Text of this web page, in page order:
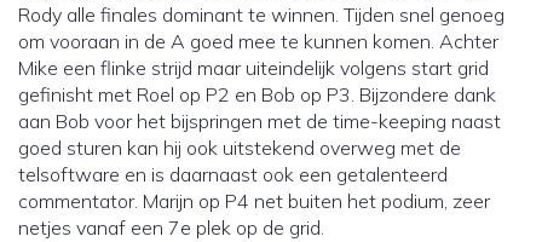
Rody alle finales dominant te winnen. Tijden snel genoeg
om vooraan in de A goed mee te kunnen komen. Achter
Mike een flinke strijd maar uiteindelijk volgens start grid
gefinisht met Roel op P2 en Bob op P3. Bijzondere dank
aan Bob voor het bijspringen met de time-keeping naast
goed sturen kan hij ook uitstekend overweg met de
telsoftware en is daarnaast ook een getalenteerd
commentator. Marijn op P4 net buiten het podium, zeer
netjes vanaf een 7e plek op de grid.